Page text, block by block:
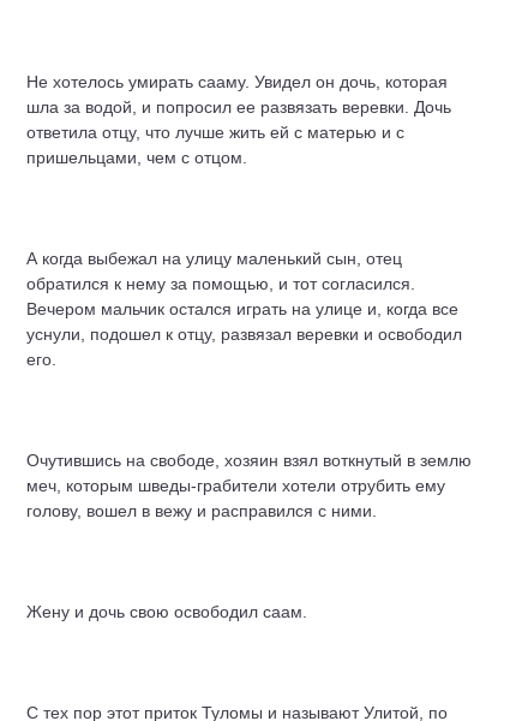
Не хотелось умирать сааму. Увидел он дочь, которая
шла за водой, и попросил ее развязать веревки. Дочь
ответила отцу, что лучше жить ей с матерью и с
пришельцами, чем с отцом.
А когда выбежал на улицу маленький сын, отец
обратился к нему за помощью, и тот согласился.
Вечером мальчик остался играть на улице и, когда все
уснули, подошел к отцу, развязал веревки и освободил
его.
Очутившись на свободе, хозяин взял воткнутый в землю
меч, которым шведы-грабители хотели отрубить ему
голову, вошел в вежу и расправился с ними.
Жену и дочь свою освободил саам.
С тех пор этот приток Туломы и называют Улитой, по